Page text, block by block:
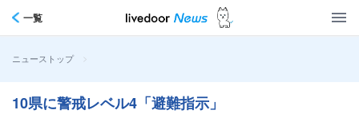
一覧
ニューストップ >
10県に警戒レベル4「避難指示」